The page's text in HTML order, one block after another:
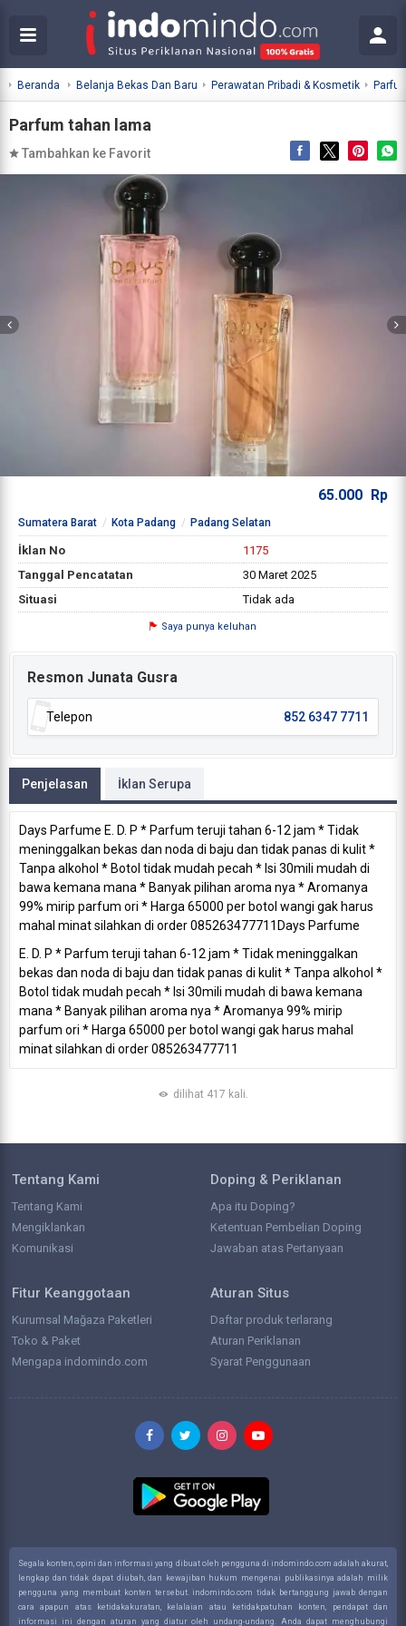
Beranda Belanja Bekas Dan Baru Perawatan Pribadi & Kosmetik
Parfum tahan lama
Tambahkan ke Favorit
65.000 Rp
Sumatera Barat Kota Padang Padang Selatan
İklan No
1175
Tanggal Pencatatan
30 Maret 2025
Situasi
Tidak ada
Saya punya keluhan
Resmon Junata Gusra
Telepon 852 6347 7711
Penjelasan İklan Serupa
Days Parfume E. D. P * Parfum teruji tahan 6-12 jam * Tidak
meninggalkan bekas dan noda di baju dan tidak panas di kulit *
Tanpa alkohol * Botol tidak mudah pecah * Isi 30mili mudah di
bawa kemana mana * Banyak pilihan aroma nya * Aromanya
99% mirip parfum ori * Harga 65000 per botol wangi gak harus
mahal minat silahkan di order 085263477711Days Parfume
E. D. P * Parfum teruji tahan 6-12 jam * Tidak meninggalkan
bekas dan noda di baju dan tidak panas di kulit * Tanpa alkohol *
Botol tidak mudah pecah * Isi 30mili mudah di bawa kemana
mana * Banyak pilihan aroma nya * Aromanya 99% mirip
parfum ori * Harga 65000 per botol wangi gak harus mahal
minat silahkan di order 085263477711
dilihat 417 kali.
Tentang Kami
Tentang Kami
Mengiklankan
Komunikasi
Doping & Periklanan
Apa itu Doping?
Ketentuan Pembelian Doping
Jawaban atas Pertanyaan
Fitur Keanggotaan
Kurumsal Mağaza Paketleri
Toko & Paket
Mengapa indomindo.com
Aturan Situs
Daftar produk terlarang
Aturan Periklanan
Syarat Penggunaan
Segala konten, opini dan informasi yang dibuat oleh pengguna di indomindo.com adalah akurat,
lengkap dan tidak dapat diubah, dan kewajiban hukum mengenai publikasinya adalah milik
pengguna yang membuat konten tersebut. indomindo.com tidak bertanggung jawab dengan
cara apapun atas ketidakakuratan, kelalaian atau ketidakpatuhan konten, pendapat dan
informasi ini dengan aturan yang diatur oleh undang-undang. Anda dapat menghubungi